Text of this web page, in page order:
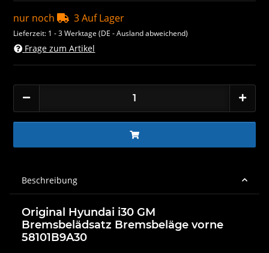
nur noch 3 Auf Lager
Lieferzeit: 1 - 3 Werktage(DE - Ausland abweichend)
Frage zum Artikel
Beschreibung
Original Hyundai i30 GM
Bremsbelädsatz Bremsbeläge vorne
58101B9A30